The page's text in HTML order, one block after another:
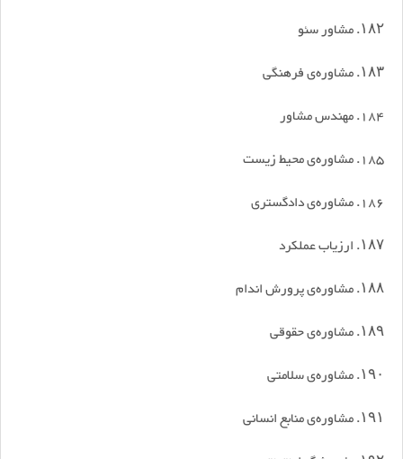
۱۸۲. مشاور سئو
۱۸۳. مشاوره‌ی فرهنگی
184. مهندس مشاور
185. مشاوره‌ی محیط زیست
186. مشاوره‌ی دادگستری
۱۸۷. ارزیاب عملکرد
۱۸۸. مشاوره‌ی پرورش اندام
۱۸۹. مشاوره‌ی حقوقی
۱۹۰. مشاوره‌ی سلامتی
۱۹۱. مشاوره‌ی منابع انسانی